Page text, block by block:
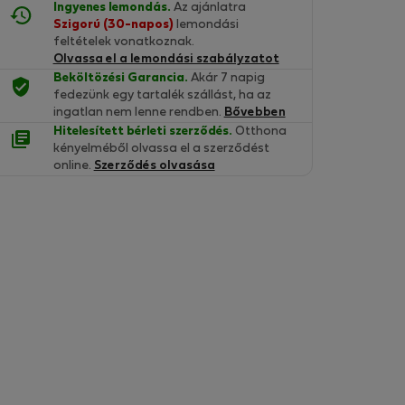
Ingyenes lemondás. Az ajánlatra
Szigorú (30-napos) lemondási
feltételek vonatkoznak.
Olvassa el a lemondási szabályzatot
Beköltözési Garancia. Akár 7 napig
fedezünk egy tartalék szállást, ha az
ingatlan nem lenne rendben. Bővebben
Hitelesített bérleti szerződés. Otthona
kényelméből olvassa el a szerződést
online. Szerződés olvasása